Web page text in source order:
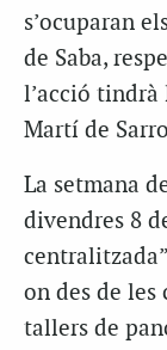
s’ocuparan
de Saba,
l’acció
Martí de
La setmana
divendres 8
on des de
tallers de